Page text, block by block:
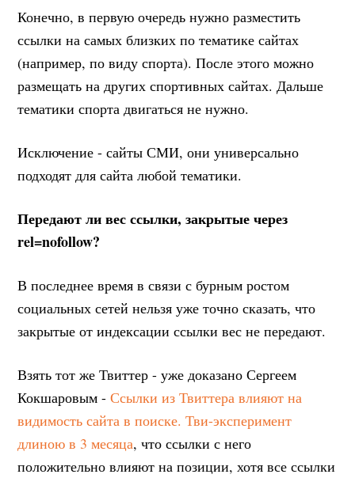
Конечно, в первую очередь нужно разместить
ссылки на самых близких по тематике сайтах
(например, по виду спорта). После этого можно
размещать на других спортивных сайтах. Дальше
тематики спорта двигаться не нужно.
Исключение - сайты СМИ, они универсально
подходят для сайта любой тематики.
Передают ли вес ссылки, закрытые через
rel=nofollow?
В последнее время в связи с бурным ростом
социальных сетей нельзя уже точно сказать, что
закрытые от индексации ссылки вес не передают.
Взять тот же Твиттер - уже доказано Сергеем
Кокшаровым -Ссылки из Твиттера влияют на
видимость сайта в поиске. Тви-эксперимент
длиною в 3 месяца, что ссылки с него
положительно влияют на позиции, хотя все ссылки